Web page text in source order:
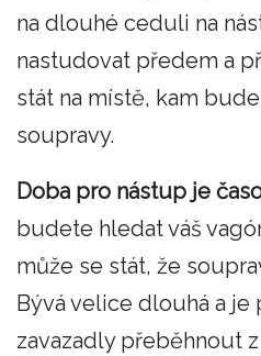
na dlouhé ceduli na
nastudovat předem a
stát na místě, kam
soupravy.
Doba pro nástup je
budete hledat váš
může se stát, že
Bývá velice dlouhá a
zavazadly přeběhnout